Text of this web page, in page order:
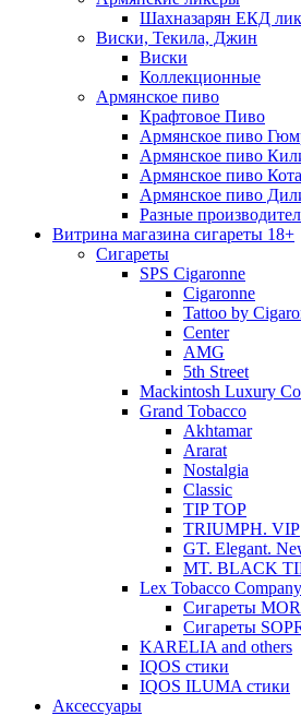
Шахназарян ЕКД
Виски, Текила, Джин
Виски
Коллекционные
Армянское пиво
Крафтовое Пиво
Армянское пиво
Армянское пиво
Армянское пиво
Армянское пиво
Разные
Витрина магазина сигареты 18+
Cигареты
SPS Cigaronne
Сigaronne
Tattoo by
Center
AMG
5th Street
Mackintosh Luxury
Grand Tobacco
Akhtamar
Ararat
Nostalgia
Classic
TIP TOP
TRIUMPH. VIP
GT. Elegant.
MT. BLACK
Lex Tobacco Company
Сигареты
Сигареты
KARELIA and others
IQOS стики
IQOS ILUMA стики
Аксессуары